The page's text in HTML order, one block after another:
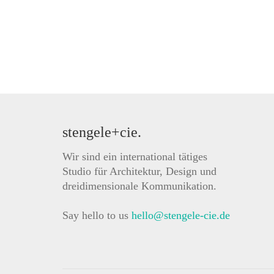
stengele+cie.
Wir sind ein international tätiges
Studio für Architektur, Design und
dreidimensionale Kommunikation.
Say hello to us hello@stengele-cie.de